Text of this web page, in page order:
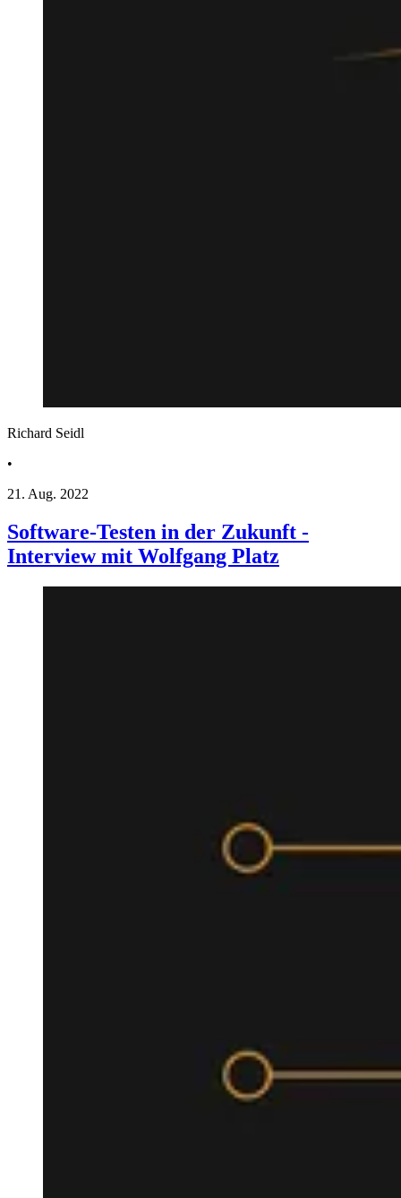
Richard Seidl
•
21. Aug. 2022
Software-Testen in der Zukunft -
Interview mit Wolfgang Platz